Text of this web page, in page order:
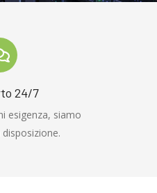
24/7
esigenza, siamo